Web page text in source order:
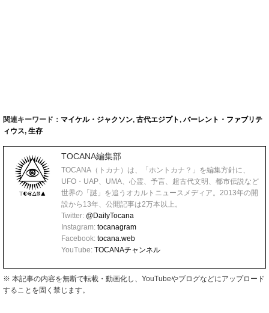
関連キーワード： マイケル・ジャクソン, 古代エジプト, バーレント・ファブリテ
ィウス, 生存
TOCANA編集部
TOCANA（トカナ）は、「ホントカナ？」を編集方針に、
UFO・UAP、UMA、心霊、予言、超古代文明、都市伝説など
世界の「謎」を追うオカルトニュースメディア。2013年の開
設から13年、公開記事は2万本以上。
Twitter: @DailyTocana
Instagram: tocanagram
Facebook: tocana.web
YouTube: TOCANAチャンネル
※ 本記事の内容を無断で転載・動画化し、YouTubeやブログなどにアップロード
することを固く禁じます。